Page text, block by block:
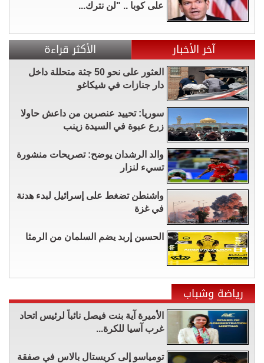
على كوبا .. "لن نترك...
آخر الأخبار الأكثر قراءة
العثور على نحو 50 جثة متحللة داخل
دار جنازات في شيكاغو
سوريا: تحييد عنصرين من داعش حاولا
زرع عبوة في السيدة زينب
والد الرشدان يوضح: تصريحات منشورة
تسيء لنزار
واشنطن تضغط على إسرائيل لبدء هدنة
في غزة
الحسين إربد يضم السلمان من الرمثا
رياضة وشباب
الأميرة آية بنت فيصل نائباً لرئيس اتحاد
غرب آسيا للكرة...
تومياسو إلى كريستال بالاس في صفقة